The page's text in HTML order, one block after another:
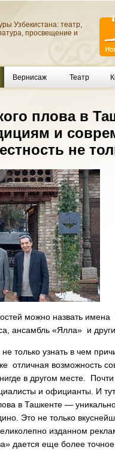
Узбекистана: театр,
просвещение и
Вернисаж Театр
плова в
и
не
можно назвать
ансамбль «Ялла» и
только узнать в чем
отличная возможность
нигде в другом месте.
и официанты. И
в Ташкенте —
Это не только
изданном
дается еще более